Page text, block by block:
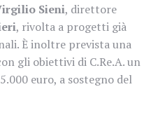
Sieni, direttore
, rivolta a progetti già
È inoltre prevista una
gli obiettivi di C.Re.A. un
euro, a sostegno del